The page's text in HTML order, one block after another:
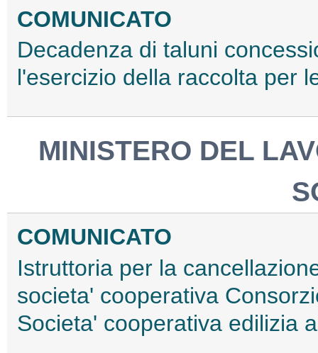
COMUNICATO
Decadenza di taluni
l'esercizio della raccolta per
MINISTERO DEL
COMUNICATO
Istruttoria per la
societa' cooperativa
Societa' cooperativa edilizia